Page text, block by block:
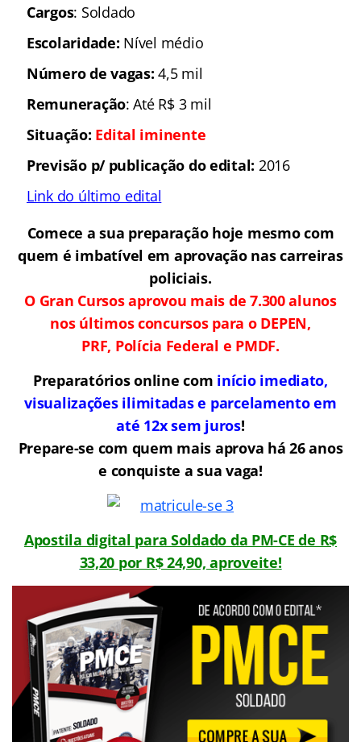
Cargos: Soldado
Escolaridade: Nível médio
Número de vagas: 4,5 mil
Remuneração: Até R$ 3 mil
Situação: Edital iminente
Previsão p/ publicação do edital: 2016
Link do último edital
Comece a sua preparação hoje mesmo com
quem é imbatível em aprovação nas carreiras
policiais.
O Gran Cursos aprovou mais de 7.300 alunos
nos últimos concursos para o DEPEN,
PRF, Polícia Federal e PMDF.
Preparatórios online com início imediato,
visualizações ilimitadas e parcelamento em
até 12x sem juros!
Prepare-se com quem mais aprova há 26 anos
e conquiste a sua vaga!
Apostila digital para Soldado da PM-CE de R$
33,20 por R$ 24,90, aproveite!